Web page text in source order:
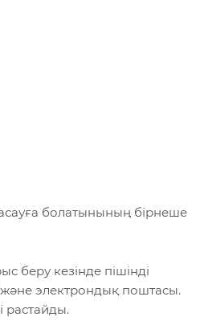
болатынының бірнеше
беру кезінде пішінді
және электрондық поштасы.
растайды.